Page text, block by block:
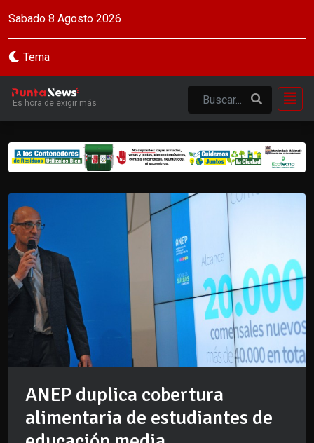
Sabado 8 Agosto 2026
Tema
Es hora de exigir más
ANEP duplica cobertura
alimentaria de estudiantes de